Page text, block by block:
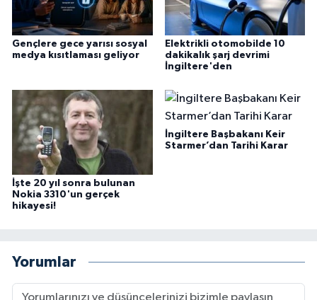
Gençlere gece yarısı sosyal
medya kısıtlaması geliyor
Elektrikli otomobilde 10
dakikalık şarj devrimi
İngiltere'den
İşte 20 yıl sonra bulunan
Nokia 3310'un gerçek
hikayesi!
İngiltere Başbakanı Keir
Starmer’dan Tarihi Karar
Yorumlar